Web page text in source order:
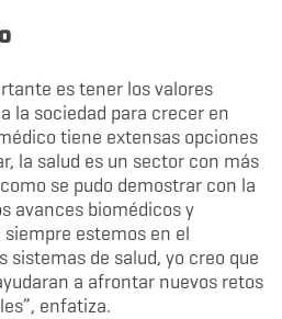
es tener los valores
la sociedad para crecer en
tiene extensas opciones
la salud es un sector con más
se pudo demostrar con la
avances biomédicos y
estemos en el
de salud, yo creo que
a afrontar nuevos retos
enfatiza.